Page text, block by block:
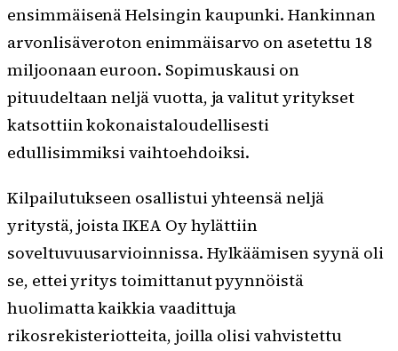
ensimmäisenä Helsingin kaupunki. Hankinnan
arvonlisäveroton enimmäisarvo on asetettu 18
miljoonaan euroon. Sopimuskausi on
pituudeltaan neljä vuotta, ja valitut yritykset
katsottiin kokonaistaloudellisesti
edullisimmiksi vaihtoehdoiksi.
Kilpailutukseen osallistui yhteensä neljä
yritystä, joista IKEA Oy hylättiin
soveltuvuusarvioinnissa. Hylkäämisen syynä oli
se, ettei yritys toimittanut pyynnöistä
huolimatta kaikkia vaadittuja
rikosrekisteriotteita, joilla olisi vahvistettu